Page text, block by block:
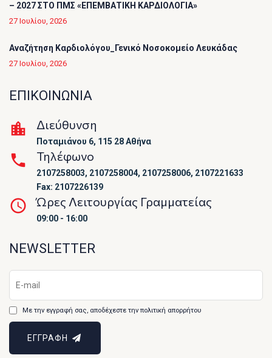
– 2027 ΣΤΟ ΠΜΣ «ΕΠΕΜΒΑΤΙΚΗ ΚΑΡΔΙΟΛΟΓΙΑ»
27 Ιουλίου, 2026
Αναζήτηση Καρδιολόγου_Γενικό Νοσοκομείο Λευκάδας
27 Ιουλίου, 2026
ΕΠΙΚΟΙΝΩΝΙΑ
Διεύθυνση
Ποταμιάνου 6, 115 28 Αθήνα
Τηλέφωνο
2107258003, 2107258004, 2107258006, 2107221633
Fax: 2107226139
Ώρες Λειτουργίας Γραμματείας
09:00 - 16:00
NEWSLETTER
Με την εγγραφή σας, αποδέχεστε την πολιτική απορρήτου
ΕΓΓΡΑΦΗ